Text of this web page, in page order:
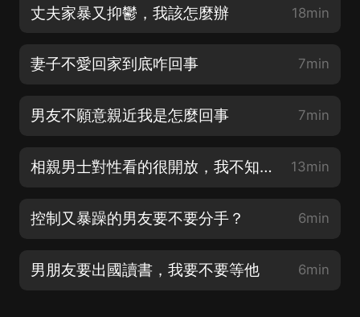
丈夫家暴又抑鬱，我該怎麼辦 18min
妻子不愛回家到底咋回事 7min
男友不願意親近我是怎麼回事 7min
相親男士對性看的很開放，我不知道該不該繼續 13min
控制又暴躁的男友要不要分手？ 6min
男朋友要出國讀書，我要不要等他 6min